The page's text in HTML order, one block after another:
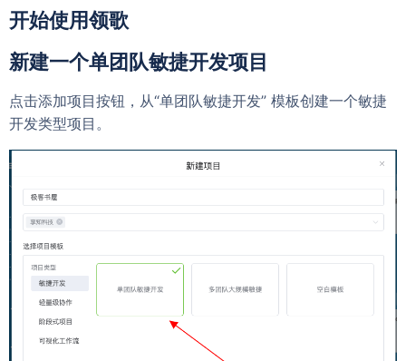
开始使用领歌
新建一个单团队敏捷开发项目
点击添加项目按钮，从“单团队敏捷开发” 模板创建一个敏捷
开发类型项目。